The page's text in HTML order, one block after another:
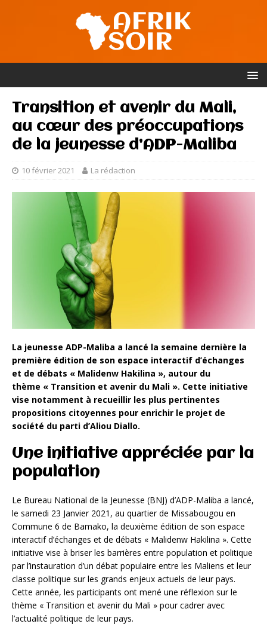
Transition et avenir du Mali,
au cœur des préoccupations
de la jeunesse d’ADP-Maliba
10 février 2021 La rédaction
La jeunesse ADP-Maliba a lancé la semaine dernière la
première édition de son espace interactif d’échanges
et de débats « Malidenw Hakilina », autour du
thème « Transition et avenir du Mali ». Cette initiative
vise notamment à recueillir les plus pertinentes
propositions citoyennes pour enrichir le projet de
société du parti d’Aliou Diallo.
Une initiative appréciée par la
population
Le Bureau National de la Jeunesse (BNJ) d’ADP-Maliba a lancé,
le samedi 23 Janvier 2021, au quartier de Missabougou en
Commune 6 de Bamako, la deuxième édition de son espace
interactif d’échanges et de débats « Malidenw Hakilina ». Cette
initiative vise à briser les barrières entre population et politique
par l’instauration d’un débat populaire entre les Maliens et leur
classe politique sur les grands enjeux actuels de leur pays.
Cette année, les participants ont mené une réflexion sur le
thème « Transition et avenir du Mali » pour cadrer avec
l’actualité politique de leur pays.